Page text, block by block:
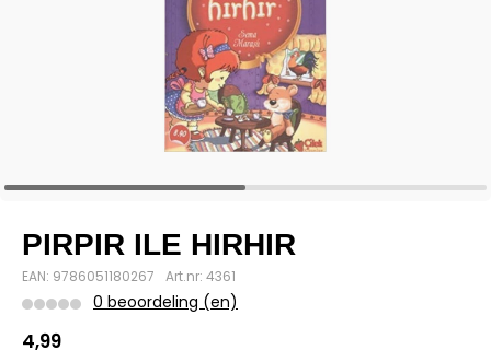
PIRPIR ILE HIRHIR
EAN: 9786051180267 Art.nr: 4361
0 beoordeling (en)
4,99